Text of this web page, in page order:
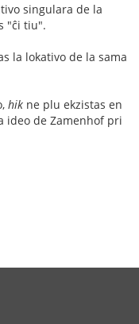
singulara de la
"ĉi tiu".
la lokativo de la sama
hik ne plu ekzistas en
ideo de Zamenhof pri